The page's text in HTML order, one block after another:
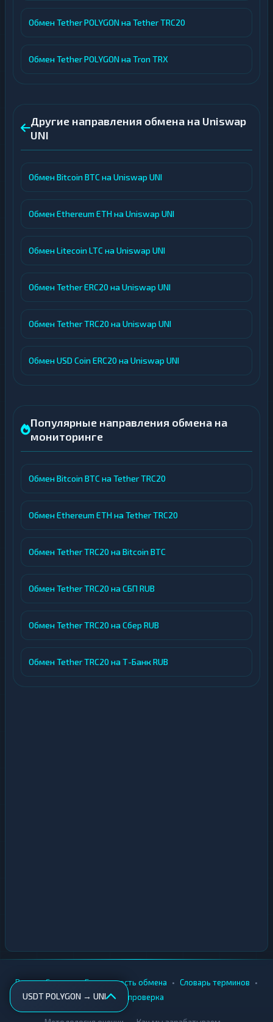
Обмен Tether POLYGON на Tether TRC20
Обмен Tether POLYGON на Tron TRX
Другие направления обмена на Uniswap
UNI
Обмен Bitcoin BTC на Uniswap UNI
Обмен Ethereum ETH на Uniswap UNI
Обмен Litecoin LTC на Uniswap UNI
Обмен Tether ERC20 на Uniswap UNI
Обмен Tether TRC20 на Uniswap UNI
Обмен USD Coin ERC20 на Uniswap UNI
Популярные направления обмена на
мониторинге
Обмен Bitcoin BTC на Tether TRC20
Обмен Ethereum ETH на Tether TRC20
Обмен Tether TRC20 на Bitcoin BTC
Обмен Tether TRC20 на СБП RUB
Обмен Tether TRC20 на Сбер RUB
Обмен Tether TRC20 на Т-Банк RUB
USDT POLYGON → UNI
Вики • Города • Безопасность обмена • Словарь терминов •
AML-проверка